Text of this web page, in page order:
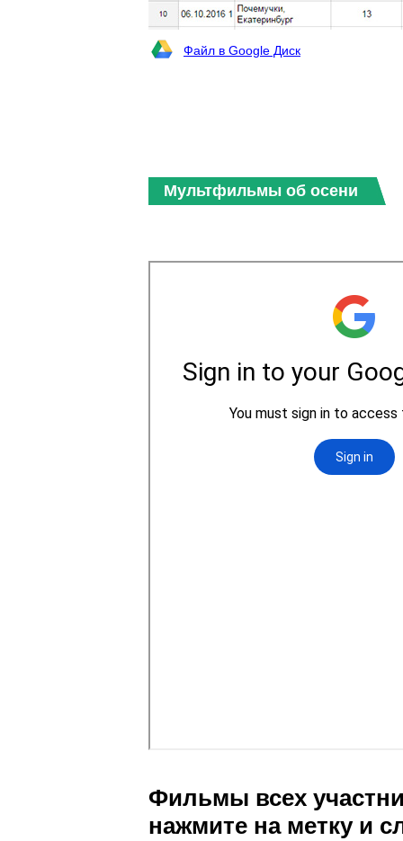
Файл в Google Диск
Мультфильмы об осени
Фильмы всех
нажмите на метку и